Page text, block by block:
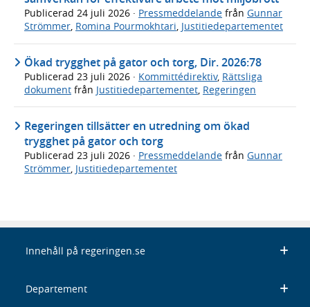
Publicerad 24 juli 2026 · Pressmeddelande från Gunnar
Strömmer, Romina Pourmokhtari, Justitiedepartementet
Ökad trygghet på gator och torg, Dir. 2026:78
Publicerad 23 juli 2026 · Kommittédirektiv, Rättsliga
dokument från Justitiedepartementet, Regeringen
Regeringen tillsätter en utredning om ökad
trygghet på gator och torg
Publicerad 23 juli 2026 · Pressmeddelande från Gunnar
Strömmer Justitiedepartementet
Innehåll på regeringen.se
Departement